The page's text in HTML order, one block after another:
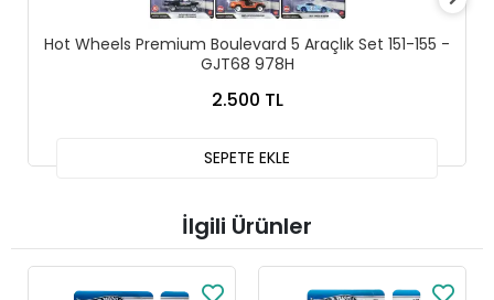
Hot Wheels Premium Boulevard 5 Araçlık Set 151-155 -
GJT68 978H
2.500 TL
SEPETE EKLE
İlgili Ürünler